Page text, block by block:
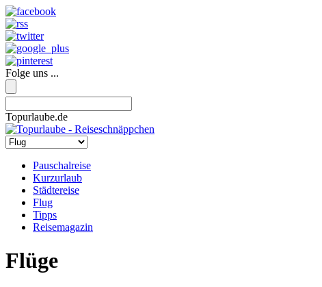
Folge uns ...
Topurlaube.de
Pauschalreise
Kurzurlaub
Städtereise
Flug
Tipps
Reisemagazin
Flüge